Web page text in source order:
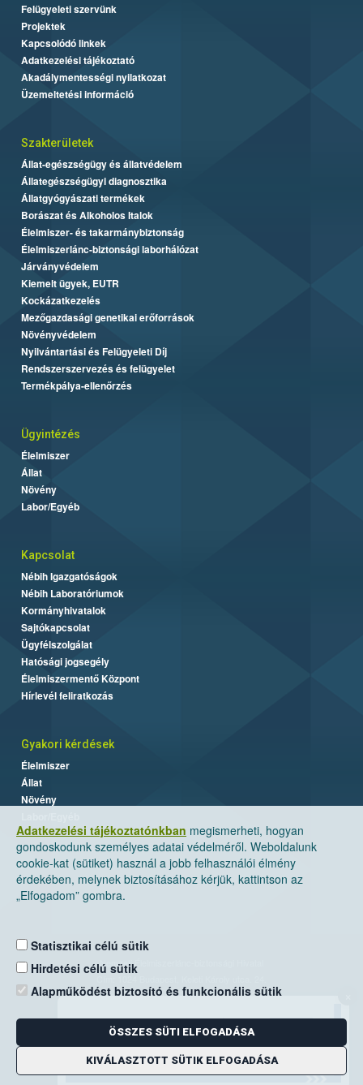
Adatkezelési tájékoztatónkban megismerheti, hogyan
gondoskodunk személyes adatai védelméről. Weboldalunk
cookie-kat (sütiket) használ a jobb felhasználói élmény
érdekében, melynek biztosításához kérjük, kattintson az
„Elfogadom” gombra.
Statisztikai célú sütik
Hirdetési célú sütik
Alapműködést biztosító és funkcionális sütik
ÖSSZES SÜTI ELFOGADÁSA
KIVÁLASZTOTT SÜTIK ELFOGADÁSA
Felügyeleti szervünk
Projektek
Kapcsolódó linkek
Adatkezelési tájékoztató
Akadálymentességi nyilatkozat
Üzemeltetési információ
Szakterületek
Állat-egészségügy és állatvédelem
Állategészségügyi diagnosztika
Állatgyógyászati termékek
Borászat és Alkoholos Italok
Élelmiszer- és takarmánybiztonság
Élelmiszerlánc-biztonsági laborhálózat
Járványvédelem
Kiemelt ügyek, EUTR
Kockázatkezelés
Mezőgazdasági genetikai erőforrások
Növényvédelem
Nyilvántartási és Felügyeleti Díj
Rendszerszervezés és felügyelet
Termékpálya-ellenőrzés
Ügyintézés
Élelmiszer
Állat
Növény
Labor/Egyéb
Kapcsolat
Nébih Igazgatóságok
Nébih Laboratóriumok
Kormányhivatalok
Sajtókapcsolat
Ügyfélszolgálat
Hatósági jogsegély
Élelmiszermentő Központ
Hírlevél feliratkozás
Gyakori kérdések
Élelmiszer
Állat
Növény
Nemzeti Élelmiszerlánc-biztonsági Hivatal
Levelezési cím: 1525 Budapest. Pf. 30.
E-mail:ugyfelszolgalat@nebih.gov.hu
Zöld szám: 06-80/263-244
Telefon: 06-1/ 336-9000